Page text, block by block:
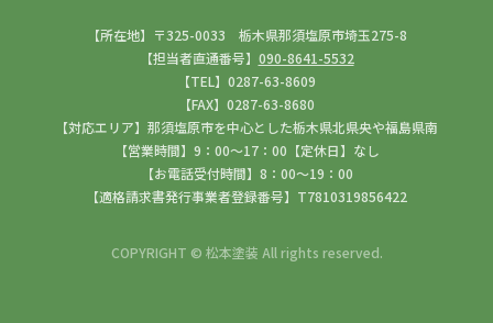
【所在地】〒325-0033 栃木県那須塩原市埼玉275-8
【担当者直通番号】 090-8641-5532
【TEL】0287-63-8609
【FAX】0287-63-8680
【対応エリア】那須塩原市を中心とした栃木県北県央や福島県南
【営業時間】9：00～17：00【定休日】なし
【お電話受付時間】8：00～19：00
【適格請求書発行事業者登録番号】T7810319856422
COPYRIGHT © 松本塗装 All rights reserved.